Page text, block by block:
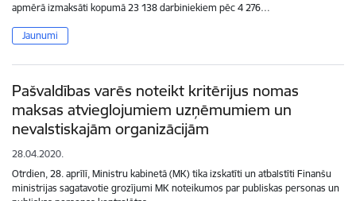
apmērā izmaksāti kopumā 23 138 darbiniekiem pēc 4 276…
Jaunumi
Pašvaldības varēs noteikt kritērijus nomas
maksas atvieglojumiem uzņēmumiem un
nevalstiskajām organizācijām
28.04.2020.
Otrdien, 28. aprīlī, Ministru kabinetā (MK) tika izskatīti un atbalstīti Finanšu
ministrijas sagatavotie grozījumi MK noteikumos par publiskas personas un